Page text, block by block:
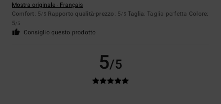
Mostra originale - Français
Comfort: 5/5 Rapporto qualità-prezzo: 5/5 Taglia: Taglia perfetta Colore:
5/5
Consiglio questo prodotto
5/5